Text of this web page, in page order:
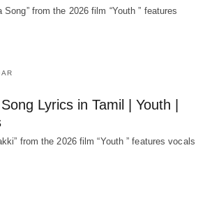
from the 2026 film “Youth ” features
Lyrics in Tamil | Youth |
from the 2026 film “Youth ” features vocals